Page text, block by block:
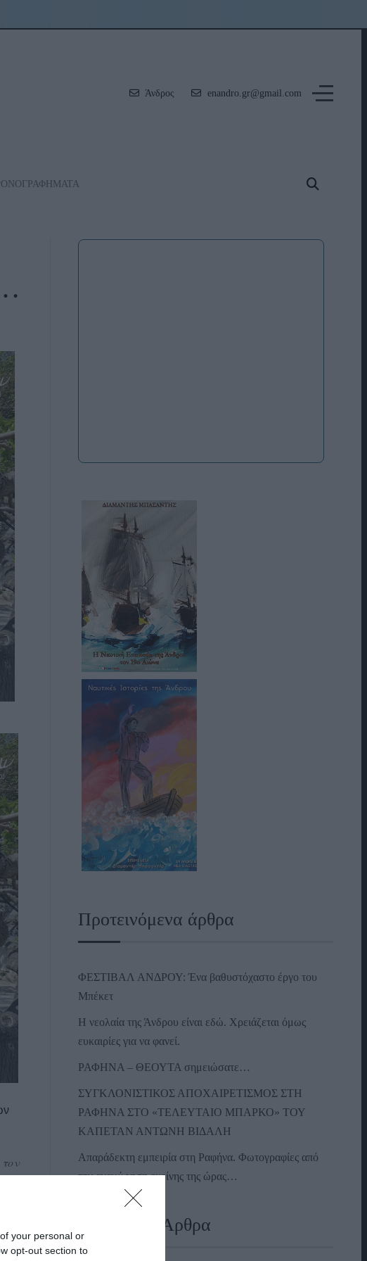
your personal or
opt-out section to
Άνδρος enandro.gr@gmail.com
Προτεινόμενα άρθρα
ΦΕΣΤΙΒΑΛ ΑΝΔΡΟΥ: Ένα βαθυστόχαστο έργο του
Μπέκετ
Η νεολαία της Άνδρου είναι εδώ. Χρειάζεται όμως
ευκαιρίες για να φανεί.
ΡΑΦΗΝΑ – ΘΕΟΥΤΑ σημειώσατε…
ΣΥΓΚΛΟΝΙΣΤΙΚΟΣ ΑΠΟΧΑΙΡΕΤΙΣΜΟΣ ΣΤΗ
ΡΑΦΗΝΑ ΣΤΟ «ΤΕΛΕΥΤΑΙΟ ΜΠΑΡΚΟ» ΤΟΥ
ΚΑΠΕΤΑΝ ΑΝΤΩΝΗ ΒΙΔΑΛΗ
Απαράδεκτη εμπειρία στη Ραφήνα. Φωτογραφίες από
την αναχώρηση εκείνης της ώρας…
Πρόσφατα Άρθρα